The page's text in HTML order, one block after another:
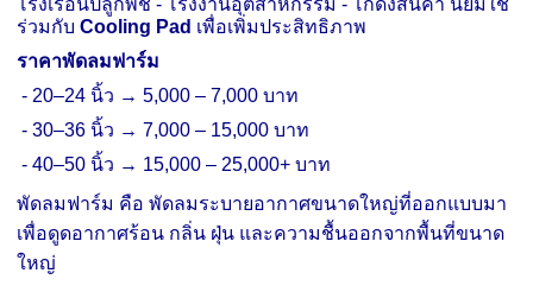
ร่วมกับCooling Pad เพื่อเพิ่มประสิทธิภาพ
ราคาพัดลมฟาร์ม
- 20–24 นิ้ว → 5,000 – 7,000 บาท
- 30–36 นิ้ว → 7,000 – 15,000 บาท
- 40–50 นิ้ว → 15,000 – 25,000+ บาท
พัดลมฟาร์ม คือ พัดลมระบายอากาศขนาดใหญ่ที่ออกแบบมา
เพื่อดูดอากาศร้อน กลิ่น ฝุ่น และความชื้นออกจากพื้นที่ขนาด
ใหญ่